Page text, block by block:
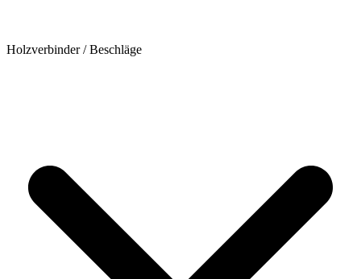
Holzverbinder / Beschläge